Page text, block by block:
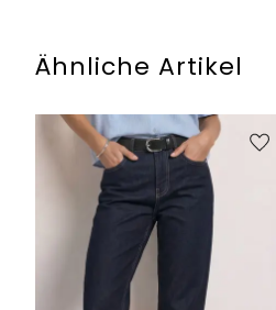
Ähnliche Artikel